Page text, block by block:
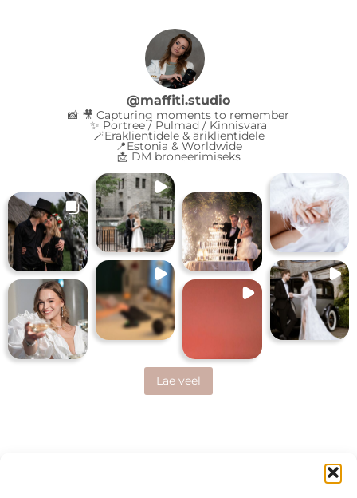
@maffiti.studio
📸 🎥 Capturing moments to remember
✨ Portree / Pulmad / Kinnisvara
🪄Eraklientidele & äriklientidele
📍Estonia & Worldwide
📩 DM broneerimiseks
Lae veel